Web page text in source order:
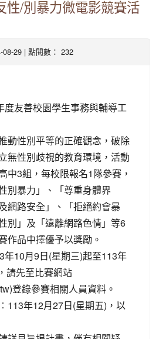
性/別暴力微電影競賽活
08-29 | 點閱數： 232
度友善校園學生事務與輔導工
動性別平等的正確觀念，破除
無性別歧視的教育環境，活動
中3組，每校限報名1隊參賽，
別暴力」、「尊重身體界
網路安全」、「拒絕約會暴
別」及「遠離網路色情」等6
作品中擇優予以獎勵。
年10月9日(星期三)起至113年
請先至比賽網站
登錄參賽相關人員資料。
年12月27日(星期五)，以